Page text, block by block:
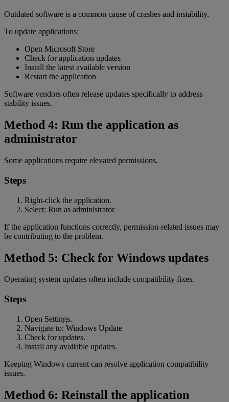
Outdated software is a common cause of crashes and instability.
To update applications:
Open Microsoft Store
Check for application updates
Install the latest available version
Restart the application
Software vendors often release updates specifically to address
stability issues.
Method 4: Run the application as
administrator
Some applications require elevated permissions.
Steps
Right-click the application.
Select: Run as administrator
If the application functions correctly, permission-related issues may
be contributing to the problem.
Method 5: Check for Windows updates
Operating system updates often include compatibility fixes.
Steps
Open Settings.
Navigate to: Windows Update
Check for updates.
Install any available updates.
Keeping Windows current can resolve application compatibility
issues.
Method 6: Reinstall the application